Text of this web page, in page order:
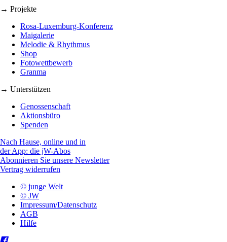
→ Projekte
Rosa-Luxemburg-Konferenz
Maigalerie
Melodie & Rhythmus
Shop
Fotowettbewerb
Granma
→ Unterstützen
Genossenschaft
Aktionsbüro
Spenden
Nach Hause, online und in
der App: die jW-Abos
Abonnieren Sie unsere Newsletter
Vertrag widerrufen
© junge Welt
© JW
Impressum/Datenschutz
AGB
Hilfe